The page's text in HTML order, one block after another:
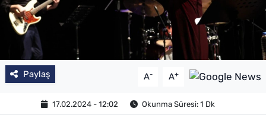
Paylaş A- A+
17.02.2024 - 12:02 Okunma Süresi: 1 Dk